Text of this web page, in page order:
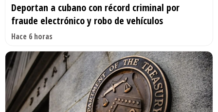
Deportan a cubano con récord criminal por
fraude electrónico y robo de vehículos
Hace 6 horas